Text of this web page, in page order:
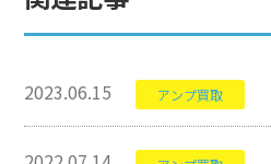
2023.06.15 アンプ買取